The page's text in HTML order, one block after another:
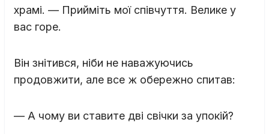
храмі. — Прийміть мої співчуття. Велике у
вас горе.
Він знітився, ніби не наважуючись
продовжити, але все ж обережно спитав:
— А чому ви ставите дві свічки за упокій?